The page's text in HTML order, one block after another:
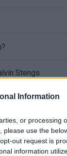
Information
or processing
use the
out request is
information
Stengs